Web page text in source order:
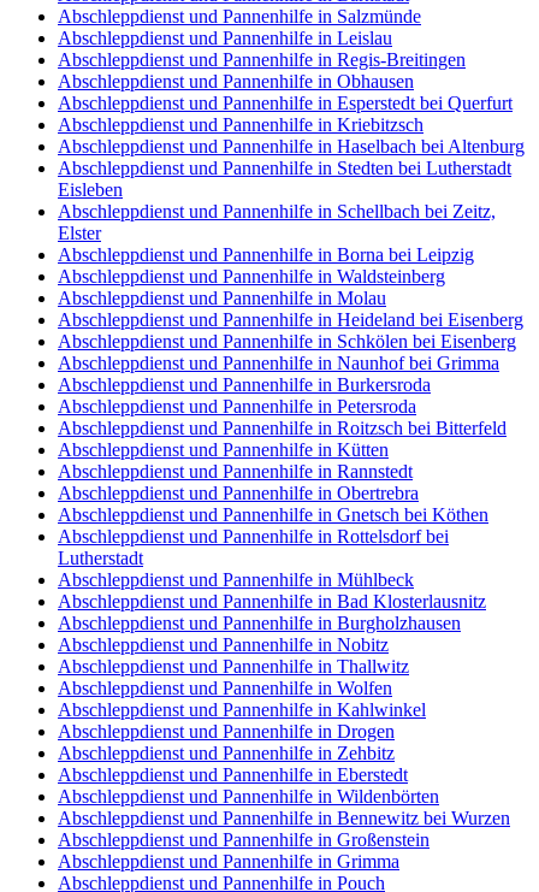
Abschleppdienst und Pannenhilfe in Salzmünde
Abschleppdienst und Pannenhilfe in Leislau
Abschleppdienst und Pannenhilfe in Regis-Breitingen
Abschleppdienst und Pannenhilfe in Obhausen
Abschleppdienst und Pannenhilfe in Esperstedt bei Querfurt
Abschleppdienst und Pannenhilfe in Kriebitzsch
Abschleppdienst und Pannenhilfe in Haselbach bei Altenburg
Abschleppdienst und Pannenhilfe in Stedten bei Lutherstadt
Eisleben
Abschleppdienst und Pannenhilfe in Schellbach bei Zeitz,
Elster
Abschleppdienst und Pannenhilfe in Borna bei Leipzig
Abschleppdienst und Pannenhilfe in Waldsteinberg
Abschleppdienst und Pannenhilfe in Molau
Abschleppdienst und Pannenhilfe in Heideland bei Eisenberg
Abschleppdienst und Pannenhilfe in Schkölen bei Eisenberg
Abschleppdienst und Pannenhilfe in Naunhof bei Grimma
Abschleppdienst und Pannenhilfe in Burkersroda
Abschleppdienst und Pannenhilfe in Petersroda
Abschleppdienst und Pannenhilfe in Roitzsch bei Bitterfeld
Abschleppdienst und Pannenhilfe in Kütten
Abschleppdienst und Pannenhilfe in Rannstedt
Abschleppdienst und Pannenhilfe in Obertrebra
Abschleppdienst und Pannenhilfe in Gnetsch bei Köthen
Abschleppdienst und Pannenhilfe in Rottelsdorf bei
Lutherstadt
Abschleppdienst und Pannenhilfe in Mühlbeck
Abschleppdienst und Pannenhilfe in Bad Klosterlausnitz
Abschleppdienst und Pannenhilfe in Burgholzhausen
Abschleppdienst und Pannenhilfe in Nobitz
Abschleppdienst und Pannenhilfe in Thallwitz
Abschleppdienst und Pannenhilfe in Wolfen
Abschleppdienst und Pannenhilfe in Kahlwinkel
Abschleppdienst und Pannenhilfe in Drogen
Abschleppdienst und Pannenhilfe in Zehbitz
Abschleppdienst und Pannenhilfe in Eberstedt
Abschleppdienst und Pannenhilfe in Wildenbörten
Abschleppdienst und Pannenhilfe in Bennewitz bei Wurzen
Abschleppdienst und Pannenhilfe in Großenstein
Abschleppdienst und Pannenhilfe in Grimma
Abschleppdienst und Pannenhilfe in Pouch